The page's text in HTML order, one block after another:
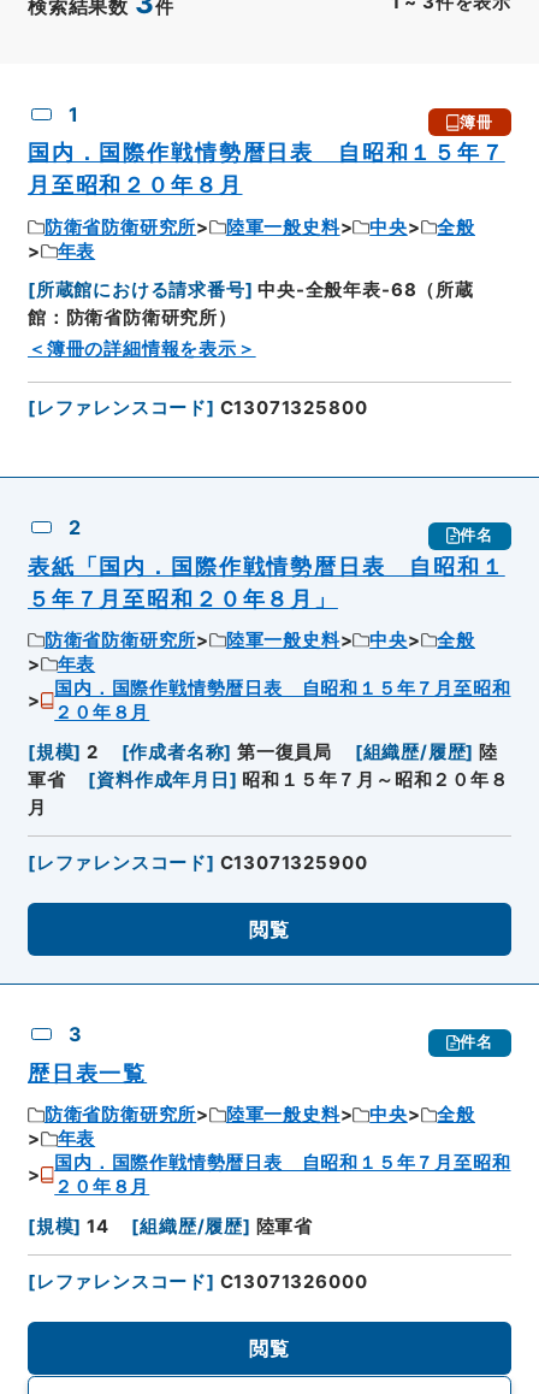
検索結果数 件
1 簿冊
国内．国際作戦情勢暦日表 自昭和１５年７
月至昭和２０年８月
防衛省防衛研究所 陸軍一般史料 中央
全般
年表
[所蔵館における請求番号] 中央-全般年表-68（所蔵
館：防衛省防衛研究所）
＜簿冊の詳細情報を表示＞
[レファレンスコード] C13071325800
2 件名
表紙「国内．国際作戦情勢暦日表 自昭和１
５年７月至昭和２０年８月」
防衛省防衛研究所 陸軍一般史料 中央
全般
年表
国内．国際作戦情勢暦日表 自昭和１５年７月至昭和
２０年８月
[規模] 2 [作成者名称] 第一復員局 [組織歴/履歴] 陸
軍省
[資料作成年月日 ] 昭和１５年７月～昭和２０年８
月
[レファレンスコード] C13071325900
閲覧
3 件名
歴日表一覧
防衛省防衛研究所 陸軍一般史料 中央
全般
年表
国内．国際作戦情勢暦日表 自昭和１５年７月至昭和
２０年８月
[規模] 14 [組織歴/履歴] 陸軍省
[レファレンスコード] C13071326000
閲覧